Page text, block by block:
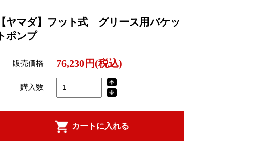
【ヤマダ】フット式 グリース用バケッ
トポンプ
販売価格 76,230円(税込)
購入数
カートに入れる